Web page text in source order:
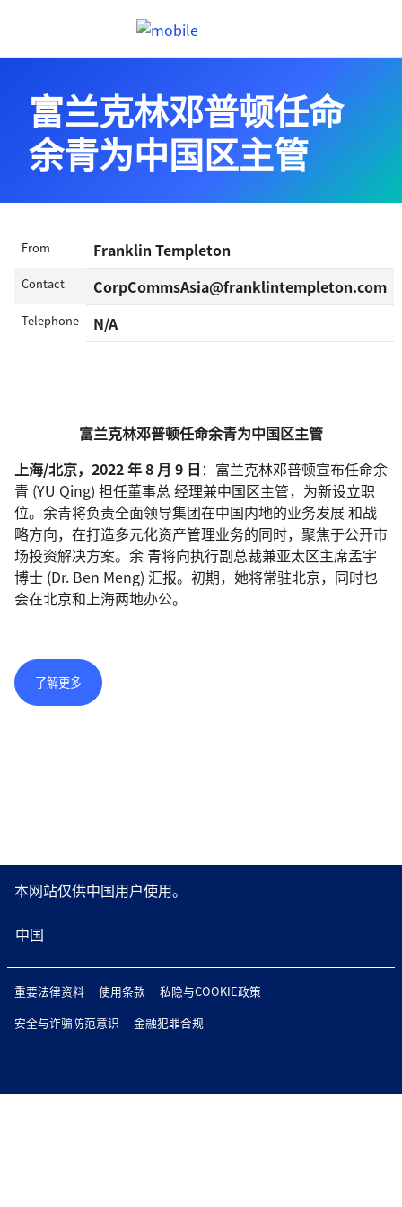
Header menu toggle
富兰克林邓普顿任命
余青为中国区主管
From Franklin Templeton
Contact CorpCommsAsia@franklintempleton.com
Telephone N/A
富兰克林邓普顿任命余青为中国区主管
上海/北京，2022 年 8 月 9 日 ：富兰克林邓普顿宣布任命余
青 (YU Qing) 担任董事总 经理兼中国区主管，为新设立职
位。余青将负责全面领导集团在中国内地的业务发展 和战
略方向，在打造多元化资产管理业务的同时，聚焦于公开市
场投资解决方案。余 青将向执行副总裁兼亚太区主席孟宇
博士 (Dr. Ben Meng) 汇报。初期，她将常驻北京，同时也
会在北京和上海两地办公。
了解更多
本网站仅供中国用户使用。
中国
重要法律资料 使用条款
私隐与COOKIE政策
安全与诈骗防范意识
金融犯罪合规